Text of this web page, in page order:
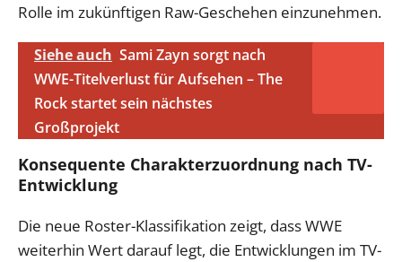
Rolle im zukünftigen Raw-Geschehen einzunehmen.
Siehe auch Sami Zayn sorgt nach
WWE-Titelverlust für Aufsehen – The
Rock startet sein nächstes
Großprojekt
Konsequente Charakterzuordnung nach TV-
Entwicklung
Die neue Roster-Klassifikation zeigt, dass WWE
weiterhin Wert darauf legt, die Entwicklungen im TV-